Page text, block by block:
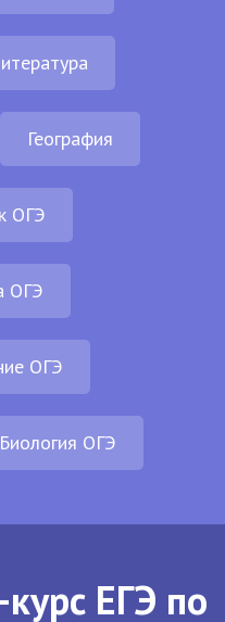
География
ОГЭ
ОГЭ
ОГЭ
Биология ОГЭ
ЕГЭ по